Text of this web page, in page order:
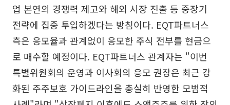
업 본연의 경쟁력 제고와 해외 시장 진출 등 중장기
전략에 집중 투입하겠다는 방침이다. EQT파트너스
측은 응모율과 관계없이 응모한 주식 전부를 현금으
로 매수할 예정이다. EQT파트너스 관계자는 "이번
특별위원회의 운영과 이사회의 응모 권장은 최근 강
화된 주주보호 가이드라인을 충실히 반영한 모범적